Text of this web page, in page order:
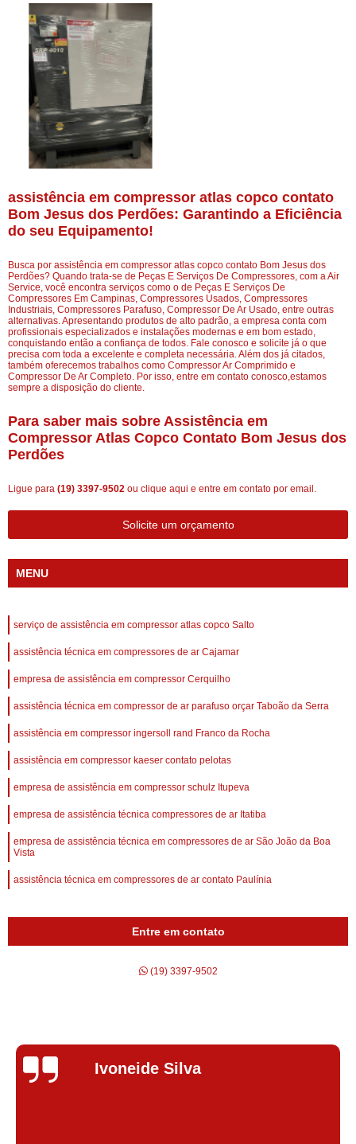
assistência em compressor atlas copco contato
Bom Jesus dos Perdões: Garantindo a Eficiência
do seu Equipamento!
Busca por assistência em compressor atlas copco contato Bom Jesus dos
Perdões? Quando trata-se de Peças E Serviços De Compressores, com a Air
Service, você encontra serviços como o de Peças E Serviços De
Compressores Em Campinas, Compressores Usados, Compressores
Industriais, Compressores Parafuso, Compressor De Ar Usado, entre outras
alternativas. Apresentando produtos de alto padrão, a empresa conta com
profissionais especializados e instalações modernas e em bom estado,
conquistando então a confiança de todos. Fale conosco e solicite já o que
precisa com toda a excelente e completa necessária. Além dos já citados,
também oferecemos trabalhos como Compressor Ar Comprimido e
Compressor De Ar Completo. Por isso, entre em contato conosco,estamos
sempre a disposição do cliente.
Para saber mais sobre Assistência em
Compressor Atlas Copco Contato Bom Jesus dos
Perdões
Ligue para (19) 3397-9502 ou clique aqui e entre em contato por email.
Solicite um orçamento
MENU
serviço de assistência em compressor atlas copco Salto
assistência técnica em compressores de ar Cajamar
empresa de assistência em compressor Cerquilho
assistência técnica em compressor de ar parafuso orçar Taboão da Serra
assistência em compressor ingersoll rand Franco da Rocha
assistência em compressor kaeser contato pelotas
empresa de assistência em compressor schulz Itupeva
empresa de assistência técnica compressores de ar Itatiba
empresa de assistência técnica em compressores de ar São João da Boa
Vista
assistência técnica em compressores de ar contato Paulínia
Entre em contato
(19) 3397-9502
Silvana Alves